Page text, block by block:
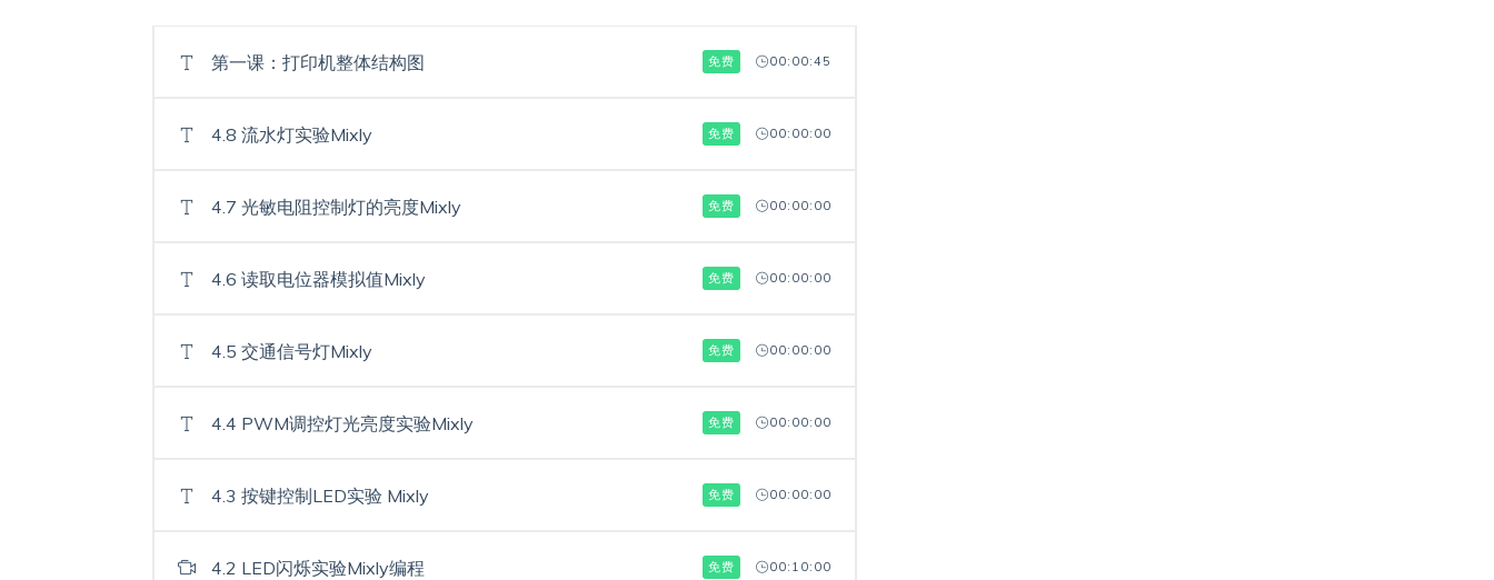
第一课：打印机整体结构图 免费 00:00:45
4.8 流水灯实验Mixly 免费 00:00:00
4.7 光敏电阻控制灯的亮度Mixly 免费 00:00:00
4.6 读取电位器模拟值Mixly 免费 00:00:00
4.5 交通信号灯Mixly 免费 00:00:00
4.4 PWM调控灯光亮度实验Mixly 免费 00:00:00
4.3 按键控制LED实验 Mixly 免费 00:00:00
4.2 LED闪烁实验Mixly编程 免费 00:10:00